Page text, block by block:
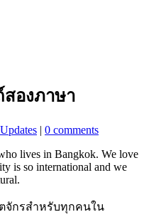
สองภาษา
| 0 comments
lives in Bangkok. We love
is so international and we
จักรสำหรับทุกคนใน